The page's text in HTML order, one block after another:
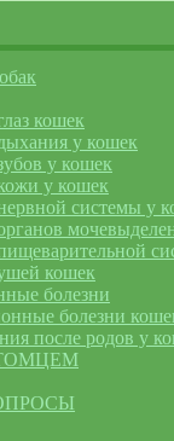
кошек
у кошек
у кошек
у кошек
системы у
кошек
болезни
болезни
после родов у